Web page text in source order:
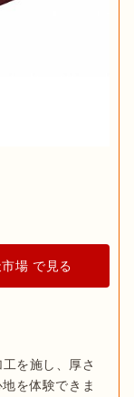
場 で見る
を施し、厚さ
を体験できま